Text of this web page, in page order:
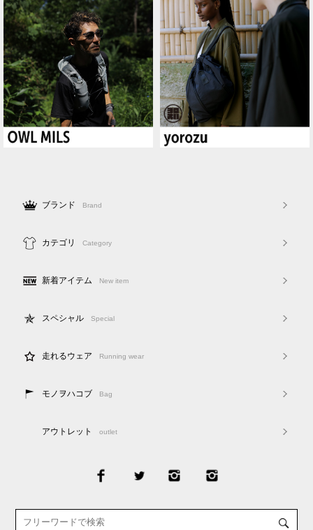
ブランド Brand
カテゴリ Category
新着アイテム New item
スペシャル Special
走れるウェア Running wear
モノヲハコブ Bag
アウトレット outlet